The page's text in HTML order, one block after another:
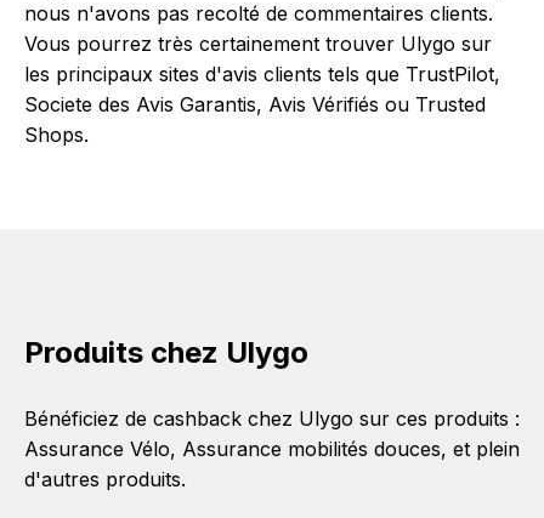
nous n'avons pas recolté de commentaires clients.
Vous pourrez très certainement trouver Ulygo sur
les principaux sites d'avis clients tels que TrustPilot,
Societe des Avis Garantis, Avis Vérifiés ou Trusted
Shops.
Produits chez Ulygo
Bénéficiez de cashback chez Ulygo sur ces produits :
Assurance Vélo, Assurance mobilités douces, et plein
d'autres produits.